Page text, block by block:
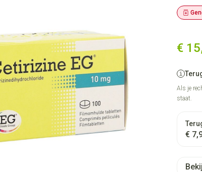
€
Als je
staat.
€